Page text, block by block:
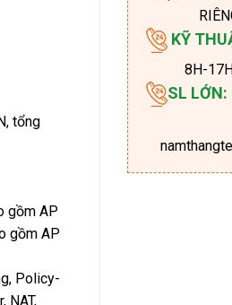
tổng
gồm AP
gồm AP
Policy-
NAT,
KỸ
8H-
SL